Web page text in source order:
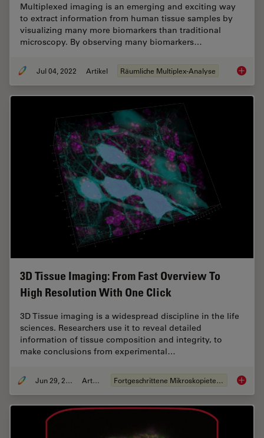
Multiplexed imaging is an emerging and exciting way
to extract information from human tissue samples by
visualizing many more biomarkers than traditional
microscopy. By observing many biomarkers…
Jul 04, 2022 Artikel Räumliche Multiplex-Analyse
3D Tissue Imaging: From Fast Overview To
High Resolution With One Click
3D Tissue imaging is a widespread discipline in the life
sciences. Researchers use it to reveal detailed
information of tissue composition and integrity, to
make conclusions from experimental…
Jun 29, 2022 Artikel Fortgeschrittene Mikroskopietechniken 3D